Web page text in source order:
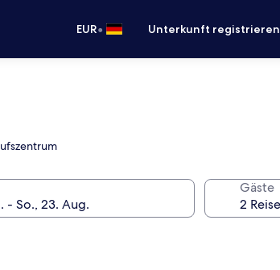
EUR• Unterkunft registrieren
Gäste